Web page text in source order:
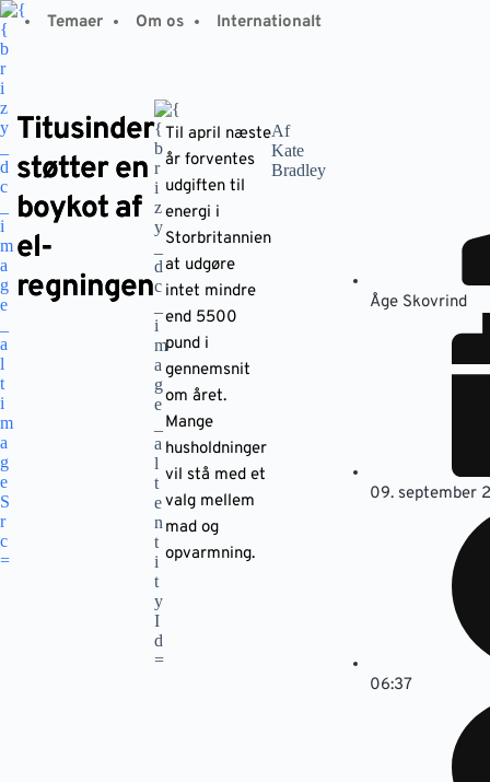
Fortsæt
til
indhold
Temaer Om os Internationalt
Titusinder
støtter en
boykot af
el-
regningen
Til april næste
år forventes
udgiften til
energi i
Storbritannien
at udgøre
intet mindre
end 5500
pund i
gennemsnit
om året.
Mange
husholdninger
vil stå med et
valg mellem
mad og
opvarmning.
Af
Kate
Bradley
Åge Skovrind
09. september
06:37